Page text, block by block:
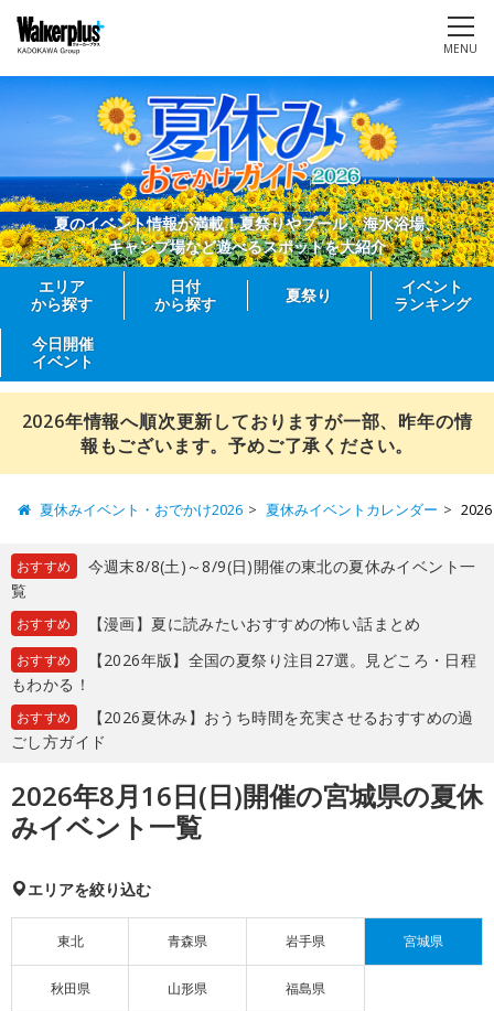
MENU
夏のイベント情報が満載！夏祭りやプール、海水浴場、
キャンプ場など遊べるスポットを大紹介
エリア
から探す
日付
から探す
夏祭り
イベント
ランキング
今日開催
イベント
2026年情報へ順次更新しておりますが一部、昨年の情
報もございます。予めご了承ください。
夏休みイベント・おでかけ2026 夏休みイベントカレンダー
おすすめ
今週末8/8(土)～8/9(日)開催の東北の夏休みイベント一
覧
おすすめ 【漫画】夏に読みたいおすすめの怖い話まとめ
おすすめ
【2026年版】全国の夏祭り注目27選。見どころ・日程
もわかる！
おすすめ
【2026夏休み】おうち時間を充実させるおすすめの過
ごし方ガイド
2026年8月16日(日)開催の宮城県の夏休
みイベント一覧
エリアを絞り込む
東北 青森県 岩手県 宮城県
秋田県 山形県 福島県